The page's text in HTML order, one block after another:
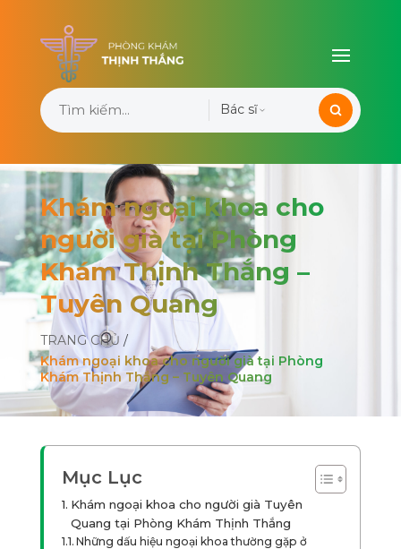
Bác sĩ
Khám ngoại khoa cho
người già tại Phòng
Khám Thịnh Thắng –
Tuyên Quang
TRANG CHỦ /
Khám ngoại khoa cho người già tại Phòng
Khám Thịnh Thắng – Tuyên Quang
Mục Lục
Khám ngoại khoa cho người già Tuyên
Quang tại Phòng Khám Thịnh Thắng
Những dấu hiệu ngoại khoa thường gặp ở